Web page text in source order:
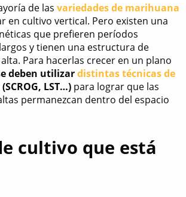
de las variedades de marihuana
en cultivo vertical. Pero existen una
que prefieren períodos
y tienen una estructura de
Para hacerlas crecer en un plano
deben utilizardistintas técnicas de
LST…)para lograr que las
permanezcan dentro del espacio
cultivo que está